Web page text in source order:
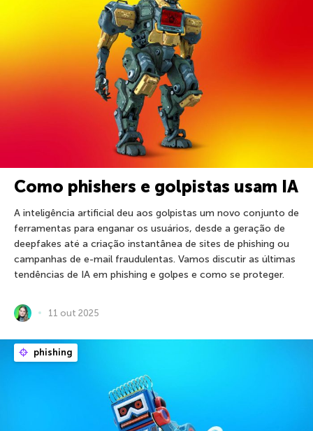
Como phishers e golpistas usam IA
A inteligência artificial deu aos golpistas um novo conjunto de
ferramentas para enganar os usuários, desde a geração de
deepfakes até a criação instantânea de sites de phishing ou
campanhas de e-mail fraudulentas. Vamos discutir as últimas
tendências de IA em phishing e golpes e como se proteger.
11 out 2025
phishing